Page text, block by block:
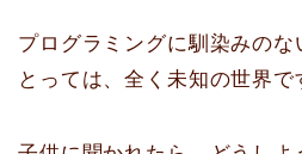
プログラミングに馴染みの
とっては、全く未知の世界で